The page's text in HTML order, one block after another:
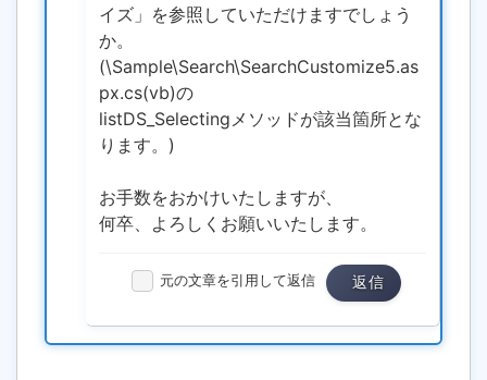
イズ」を参照していただけますでしょう
か。
(\Sample\Search\SearchCustomize5.as
px.cs(vb)の
listDS_Selectingメソッドが該当箇所とな
ります。)
お手数をおかけいたしますが、
何卒、よろしくお願いいたします。
元の文章を引用して返信 返信